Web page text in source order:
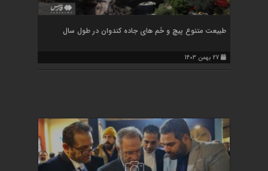
طبیعت متنوع پیچ و خَم های جاده کندوان در طول سال
27 بهمن 1403